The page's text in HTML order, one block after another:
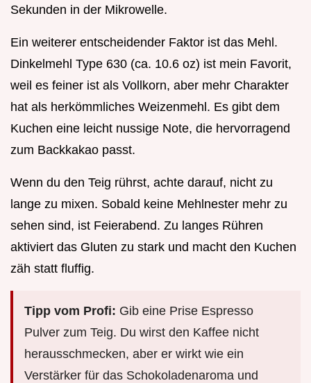
Sekunden in der Mikrowelle.
Ein weiterer entscheidender Faktor ist das Mehl.
Dinkelmehl Type 630 (ca. 10.6 oz) ist mein Favorit,
weil es feiner ist als Vollkorn, aber mehr Charakter
hat als herkömmliches Weizenmehl. Es gibt dem
Kuchen eine leicht nussige Note, die hervorragend
zum Backkakao passt.
Wenn du den Teig rührst, achte darauf, nicht zu
lange zu mixen. Sobald keine Mehlnester mehr zu
sehen sind, ist Feierabend. Zu langes Rühren
aktiviert das Gluten zu stark und macht den Kuchen
zäh statt fluffig.
Tipp vom Profi: Gib eine Prise Espresso
Pulver zum Teig. Du wirst den Kaffee nicht
herausschmecken, aber er wirkt wie ein
Verstärker für das Schokoladenaroma und